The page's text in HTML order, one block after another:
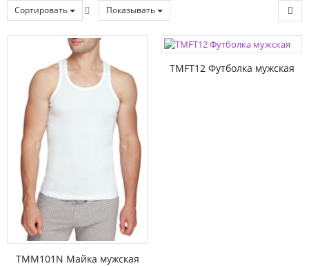
Сортировать Показывать
TMM101N Майка мужская
TMFT12 Футболка мужская